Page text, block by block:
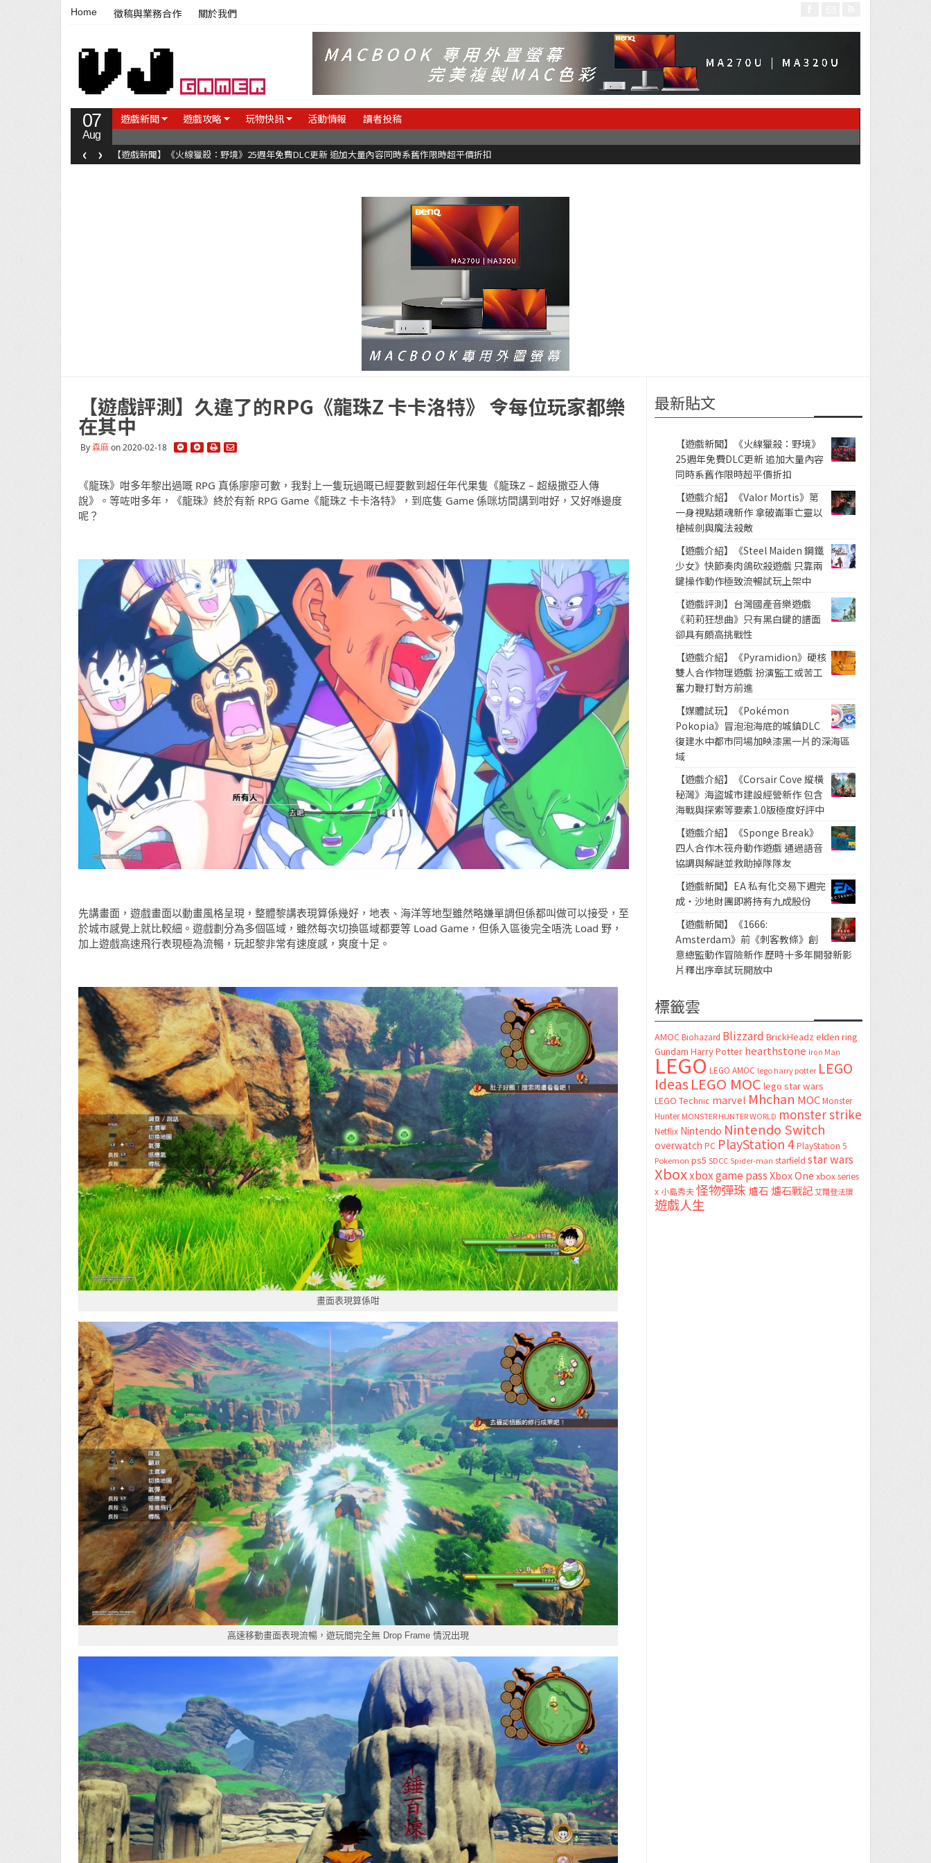
Home 徵稿與業務合作 關於我們
07
Aug
遊戲新聞 遊戲攻略 玩物快訊 活動情報 讀者投稿
【遊戲新聞】《火線獵殺：野境》25週年免費DLC更新 追加大量內容同時系舊作限時超平價折扣
‹ ›
【遊戲評測】久違了的RPG《龍珠Z 卡卡洛特》 令每位玩家都樂
在其中
By森麻on 2020-02-18
《龍珠》咁多年黎出過嘅 RPG 真係廖廖可數，我對上一隻玩過嘅已經要數到超任年代果隻《龍珠Z – 超級撒亞人傳
說》。等咗咁多年，《龍珠》終於有新 RPG Game《龍珠Z 卡卡洛特》，到底隻 Game 係咪坊間講到咁好，又好喺邊度
呢？
先講畫面，遊戲畫面以動畫風格呈現，整體黎講表現算係幾好，地表、海洋等地型雖然略嫌單調但係都叫做可以接受，至
於城市感覺上就比較細。遊戲劃分為多個區域，雖然每次切換區域都要等 Load Game，但係入區後完全唔洗 Load 野，
加上遊戲高速飛行表現極為流暢，玩起黎非常有速度感，爽度十足。
畫面表現算係咁
高速移動畫面表現流暢，遊玩間完全無 Drop Frame 情況出現
最新貼文
【遊戲新聞】《火線獵殺：野境》
25週年免費DLC更新 追加大量內容
同時系舊作限時超平價折扣
【遊戲介紹】《Valor Mortis》第
一身視點類魂新作 拿破崙軍亡靈以
槍械劍與魔法殺敵
【遊戲介紹】《Steel Maiden 鋼鐵
少女》快節奏肉鴿砍殺遊戲 只靠兩
鍵操作動作極致流暢試玩上架中
【遊戲評測】台灣國產音樂遊戲
《莉莉狂想曲》只有黑白鍵的譜面
卻具有頗高挑戰性
【遊戲介紹】《Pyramidion》硬核
雙人合作物理遊戲 扮演監工或苦工
奮力鞭打對方前進
【媒體試玩】《Pokémon
Pokopia》冒泡泡海底的城鎮DLC
復建水中都市同場加映漆黑一片的深海區
域
【遊戲介紹】《Corsair Cove 縱橫
秘灣》海盜城市建設經營新作 包含
海戰與探索等要素1.0版極度好評中
【遊戲介紹】《Sponge Break》
四人合作木筏舟動作遊戲 通過語音
協調與解謎並救助掉隊隊友
【遊戲新聞】EA 私有化交易下週完
成・沙地財團即將持有九成股份
【遊戲新聞】《1666:
Amsterdam》前《刺客教條》創
意總監動作冒險新作 歷時十多年開發新影
片釋出序章試玩開放中
標籤雲
AMOC Biohazard Blizzard BrickHeadz elden ring
Gundam Harry Potter hearthstone Iron Man
LEGO LEGO AMOC lego harry potter LEGO
Ideas LEGO MOC lego star wars
LEGO Technic marvel Mhchan MOC Monster
Hunter MONSTER HUNTER WORLD monster strike
Netflix Nintendo Nintendo Switch
overwatch PC PlayStation 4 PlayStation 5
Pokemon ps5 SDCC Spider-man starfield star wars
Xboxxbox game passXbox One xbox series
x 小島秀夫怪物彈珠 爐石 爐石戰記艾爾登法環
遊戲人生